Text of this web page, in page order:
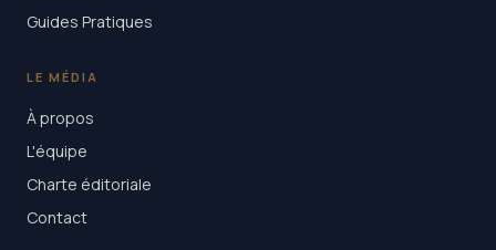
Guides Pratiques
LE MÉDIA
À propos
L'équipe
Charte éditoriale
Contact